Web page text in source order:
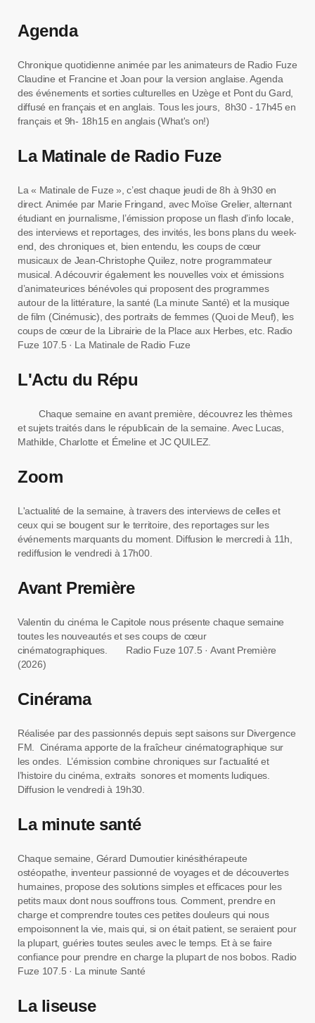
Agenda
Chronique quotidienne animée par les animateurs de Radio Fuze
Claudine et Francine et Joan pour la version anglaise. Agenda
des événements et sorties culturelles en Uzège et Pont du Gard,
diffusé en français et en anglais. Tous les jours, 8h30 - 17h45 en
français et 9h- 18h15 en anglais (What's on!)
La Matinale de Radio Fuze
La « Matinale de Fuze », c’est chaque jeudi de 8h à 9h30 en
direct. Animée par Marie Fringand, avec Moïse Grelier, alternant
étudiant en journalisme, l’émission propose un flash d’info locale,
des interviews et reportages, des invités, les bons plans du week-
end, des chroniques et, bien entendu, les coups de cœur
musicaux de Jean-Christophe Quilez, notre programmateur
musical. A découvrir également les nouvelles voix et émissions
d’animateurices bénévoles qui proposent des programmes
autour de la littérature, la santé (La minute Santé) et la musique
de film (Cinémusic), des portraits de femmes (Quoi de Meuf), les
coups de cœur de la Librairie de la Place aux Herbes, etc. Radio
Fuze 107.5 · La Matinale de Radio Fuze
L'Actu du Répu
Chaque semaine en avant première, découvrez les thèmes
et sujets traités dans le républicain de la semaine. Avec Lucas,
Mathilde, Charlotte et Émeline et JC QUILEZ.
Zoom
L'actualité de la semaine, à travers des interviews de celles et
ceux qui se bougent sur le territoire, des reportages sur les
événements marquants du moment. Diffusion le mercredi à 11h,
rediffusion le vendredi à 17h00.
Avant Première
Valentin du cinéma le Capitole nous présente chaque semaine
toutes les nouveautés et ses coups de cœur
cinématographiques. Radio Fuze 107.5 · Avant Première
(2026)
Cinérama
Réalisée par des passionnés depuis sept saisons sur Divergence
FM. Cinérama apporte de la fraîcheur cinématographique sur
les ondes. L’émission combine chroniques sur l’actualité et
l’histoire du cinéma, extraits sonores et moments ludiques.
Diffusion le vendredi à 19h30.
La minute santé
Chaque semaine, Gérard Dumoutier kinésithérapeute
ostéopathe, inventeur passionné de voyages et de découvertes
humaines, propose des solutions simples et efficaces pour les
petits maux dont nous souffrons tous. Comment, prendre en
charge et comprendre toutes ces petites douleurs qui nous
empoisonnent la vie, mais qui, si on était patient, se seraient pour
la plupart, guéries toutes seules avec le temps. Et à se faire
confiance pour prendre en charge la plupart de nos bobos. Radio
Fuze 107.5 · La minute Santé
La liseuse